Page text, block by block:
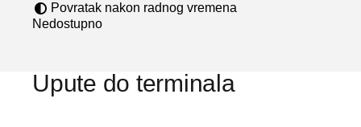
Povratak nakon radnog vremena
Nedostupno
Upute do terminala